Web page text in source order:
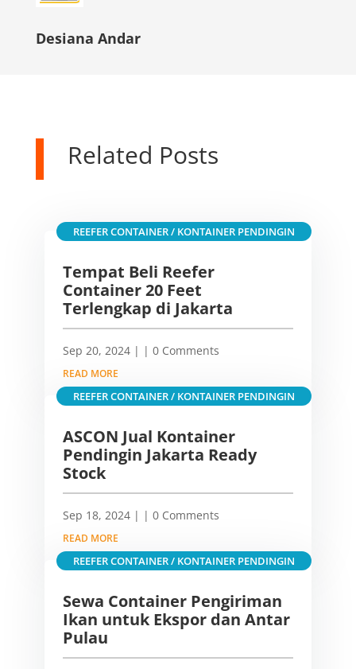
Desiana Andar
Related Posts
Tempat Beli Reefer
Container 20 Feet
Terlengkap di Jakarta
Sep 20, 2024|
REEFER CONTAINER / KONTAINER PENDINGIN
| 0 Comments
READ MORE
ASCON Jual Kontainer
Pendingin Jakarta Ready
Stock
Sep 18, 2024|
REEFER CONTAINER / KONTAINER PENDINGIN
| 0 Comments
READ MORE
Sewa Container Pengiriman
Ikan untuk Ekspor dan Antar
Pulau
REEFER CONTAINER / KONTAINER PENDINGIN